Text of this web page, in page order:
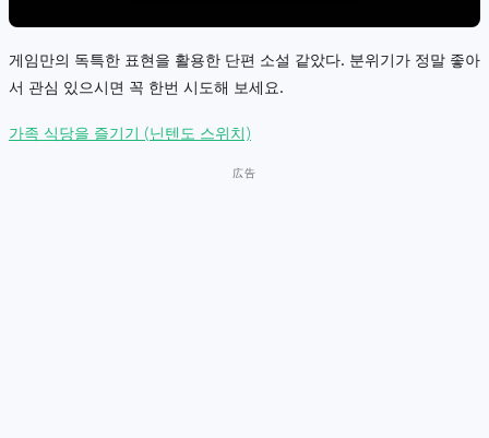
게임만의 독특한 표현을 활용한 단편 소설 같았다. 분위기가 정말 좋아
서 관심 있으시면 꼭 한번 시도해 보세요.
가족 식당을 즐기기 (닌텐도 스위치)